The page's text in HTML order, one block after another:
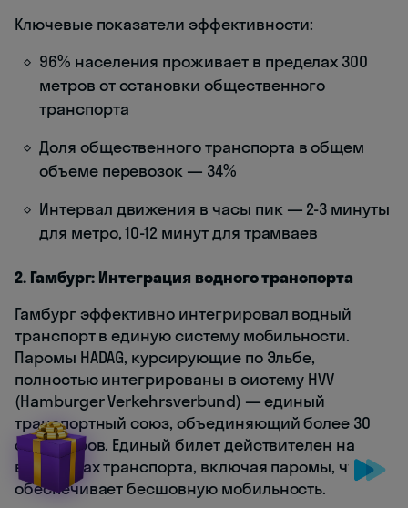
Ключевые показатели эффективности:
96% населения проживает в пределах 300
метров от остановки общественного
транспорта
Доля общественного транспорта в общем
объеме перевозок — 34%
Интервал движения в часы пик — 2-3 минуты
для метро, 10-12 минут для трамваев
2. Гамбург: Интеграция водного транспорта
Гамбург эффективно интегрировал водный
транспорт в единую систему мобильности.
Паромы HADAG, курсирующие по Эльбе,
полностью интегрированы в систему HVV
(Hamburger Verkehrsverbund) — единый
транспортный союз, объединяющий более 30
операторов. Единый билет действителен на
всех видах транспорта, включая паромы, что
обеспечивает бесшовную мобильность.